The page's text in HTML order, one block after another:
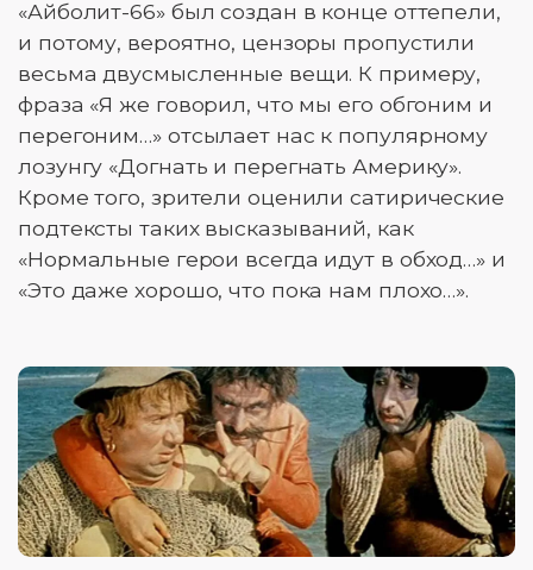
«Айболит-66» был создан в конце оттепели,
и потому, вероятно, цензоры пропустили
весьма двусмысленные вещи. К примеру,
фраза «Я же говорил, что мы его обгоним и
перегоним…» отсылает нас к популярному
лозунгу «Догнать и перегнать Америку».
Кроме того, зрители оценили сатирические
подтексты таких высказываний, как
«Нормальные герои всегда идут в обход…» и
«Это даже хорошо, что пока нам плохо…».